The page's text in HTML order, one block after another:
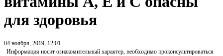
для здоровья
04 ноября, 2019, 12:01
Информация носит ознакомительный характер, необходимо проконсультироваться